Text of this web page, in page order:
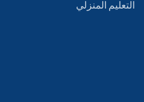
التعليم المنزلي